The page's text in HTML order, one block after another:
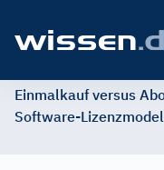
Einmalkauf versus
Software-